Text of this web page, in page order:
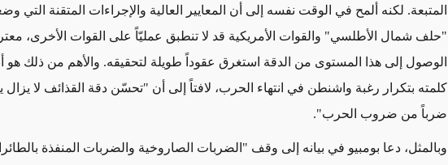
المتبعة. لكنه ألمح في الوقت نفسه إلى أن المعايير العالية والإجراءات المتقنة التي
"حلف شمال الأطلسي" والقوات الأمريكية قد لا تنطبق عمليّاً على القوات الأخرى،
الوصول إلى هذا المستوى من الدقة استغرق عقوداً طويلة لتحقيقه. والأهم من ذلك هو
كلمته بتكرار رغبة واشنطن في انتهاء الحرب، لافتاً إلى أن "تحسّن دقة القذائف لا يزال
ضرباً من ضروب الحرب".
وبالمثل، دعا بومبيو في بيانه إلى وقف "الضربات الصاروخية والضربات المنفذة